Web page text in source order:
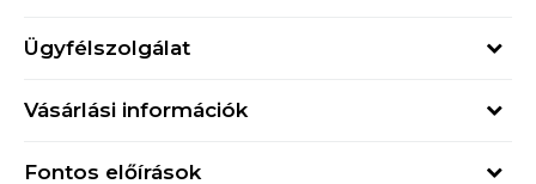
Ügyfélszolgálat
online@buzzsneakers.hu
Vásárlási információk
Fontos előírások